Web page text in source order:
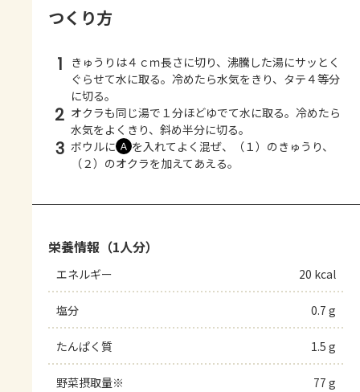
つくり方
1
きゅうりは４ｃｍ長さに切り、沸騰した湯にサッとく
ぐらせて水に取る。冷めたら水気をきり、タテ４等分
に切る。
2 オクラも同じ湯で１分ほどゆでて水に取る。冷めたら
水気をよくきり、斜め半分に切る。
3 ボウルに Ａ を入れてよく混ぜ、（１）のきゅうり、
（２）のオクラを加えてあえる。
栄養情報（1人分）
エネルギー 20 kcal
塩分 0.7 g
たんぱく質 1.5 g
野菜摂取量※ 77 g